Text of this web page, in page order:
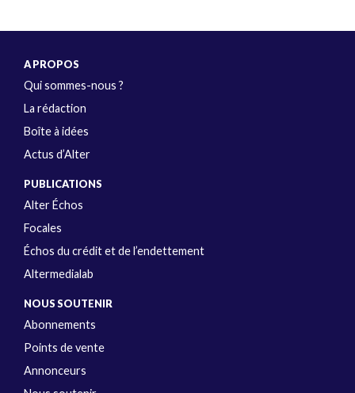
A PROPOS
Qui sommes-nous ?
La rédaction
Boîte à idées
Actus d’Alter
PUBLICATIONS
Alter Échos
Focales
Échos du crédit et de l’endettement
Altermedialab
NOUS SOUTENIR
Abonnements
Points de vente
Annonceurs